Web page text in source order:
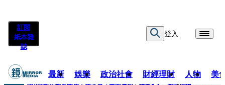
訂閱
紙本雜
誌
登入
最新 娛樂 政治社會 財經理財 人物 美
快訊